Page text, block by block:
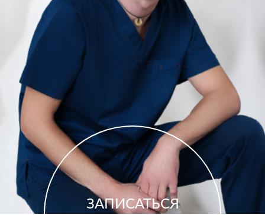
ЗАПИСАТЬСЯ